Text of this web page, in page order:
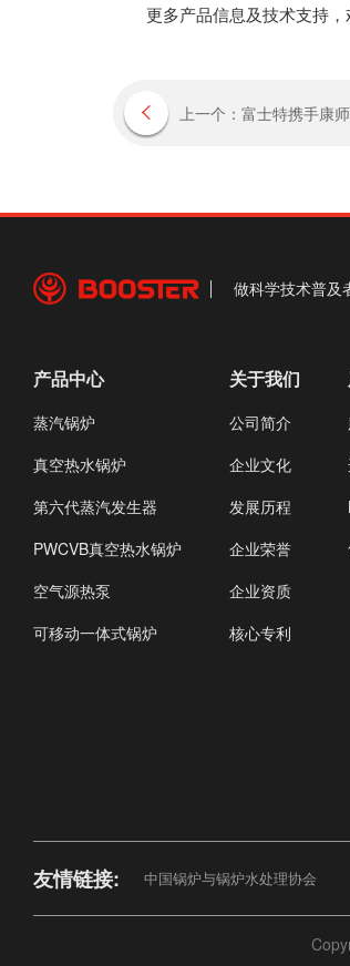
更多产品信息及技术支持，
上一个：富士特携手康
做科学技术普及
产品中心
蒸汽锅炉
真空热水锅炉
第六代蒸汽发生器
PWCVB真空热水锅炉
空气源热泵
可移动一体式锅炉
关于我们
公司简介
企业文化
发展历程
企业荣誉
企业资质
核心专利
友情链接: 中国锅炉与锅炉水处理协会